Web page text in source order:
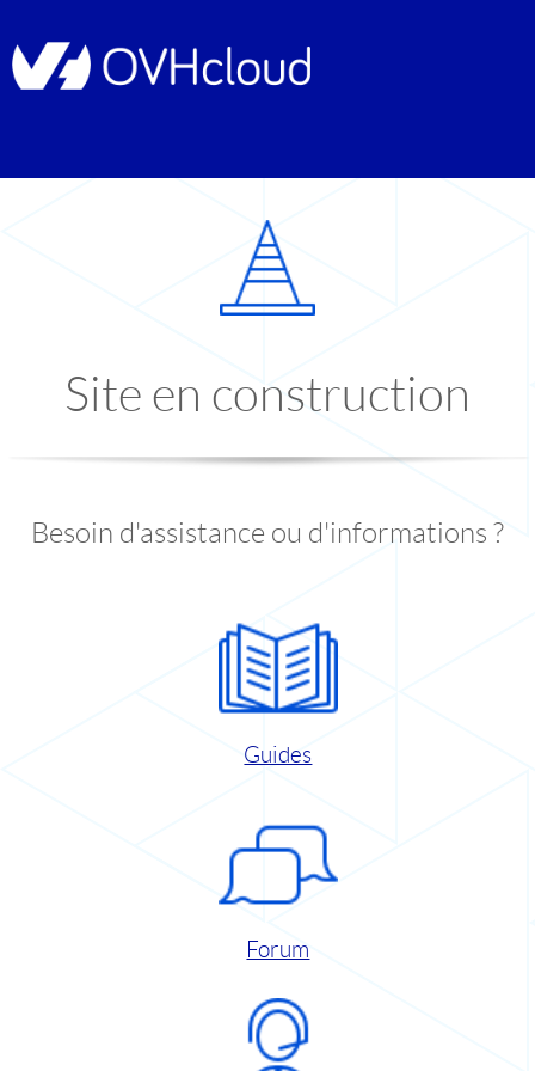
Site en construction
Besoin d'assistance ou d'informations ?
Guides
Forum